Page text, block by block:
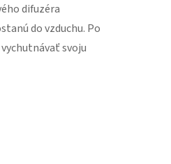
difuzéra
do vzduchu. Po
svoju